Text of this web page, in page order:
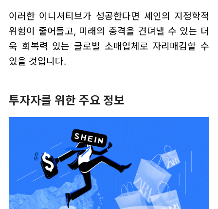
이러한 이니셔티브가 성공한다면 셰인의 지정학적
위험이 줄어들고, 미래의 충격을 견뎌낼 수 있는 더
욱 회복력 있는 글로벌 소매업체로 자리매김할 수
있을 것입니다.
투자자를 위한 주요 정보